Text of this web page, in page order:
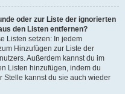
oder zur Liste der ignorierten
den Listen entfernen?
Listen setzen: In jedem
Hinzufügen zur Liste der
Außerdem kannst du im
Listen hinzufügen, indem du
Stelle kannst du sie auch wieder